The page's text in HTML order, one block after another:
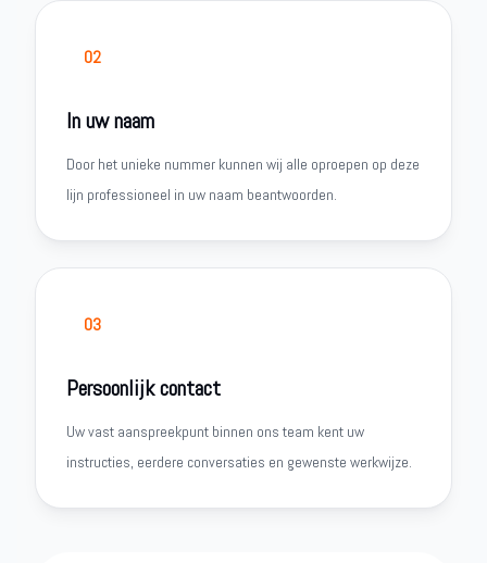
02
In uw naam
Door het unieke nummer kunnen wij alle oproepen op deze
lijn professioneel in uw naam beantwoorden.
03
Persoonlijk contact
Uw vast aanspreekpunt binnen ons team kent uw
instructies, eerdere conversaties en gewenste werkwijze.